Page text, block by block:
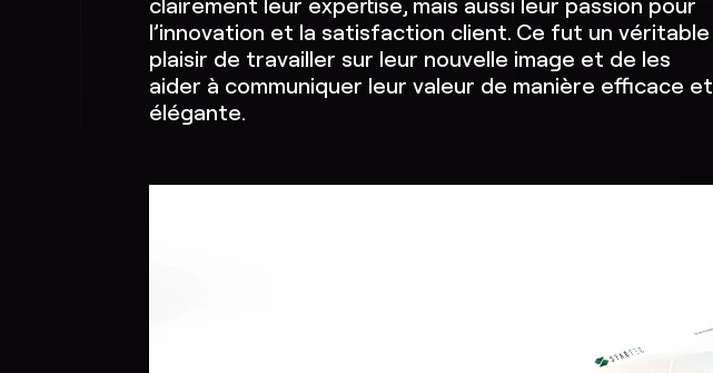
l’innovation et la satisfaction client. Ce fut un véritable
plaisir de travailler sur leur nouvelle image et de les
aider à communiquer leur valeur de manière efficace et
élégante.